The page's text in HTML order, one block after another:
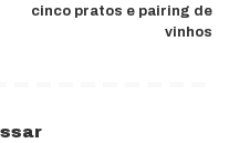
cinco pratos e pairing de
vinhos